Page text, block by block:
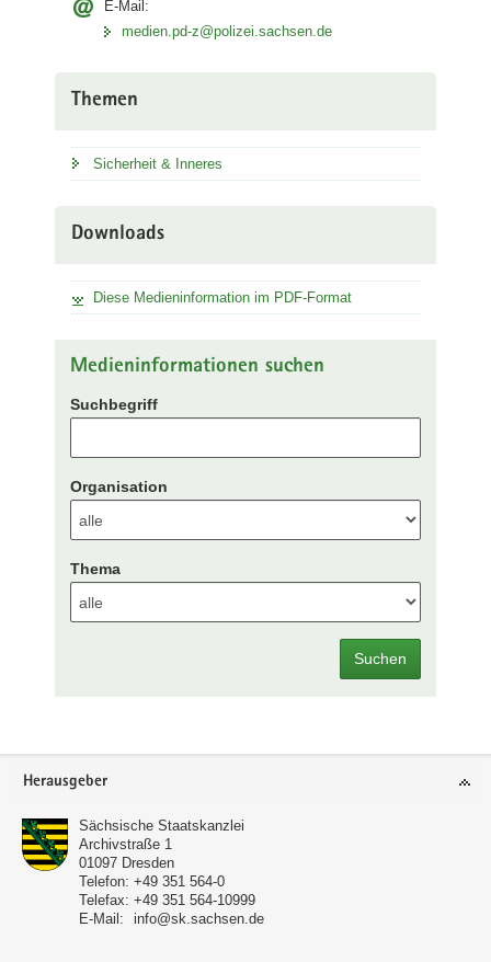
E-Mail:
medien.pd-z@polizei.sachsen.de
Themen
Sicherheit & Inneres
Downloads
Diese Medieninformation im PDF-Format
Medieninformationen suchen
Suchbegriff
Organisation
Thema
Suchen
Footer-
Herausgeber
Sächsische Staatskanzlei
Archivstraße 1
01097 Dresden
Telefon: +49 351 564-0
Telefax: +49 351 564-10999
E-Mail:
info@sk.sachsen.de